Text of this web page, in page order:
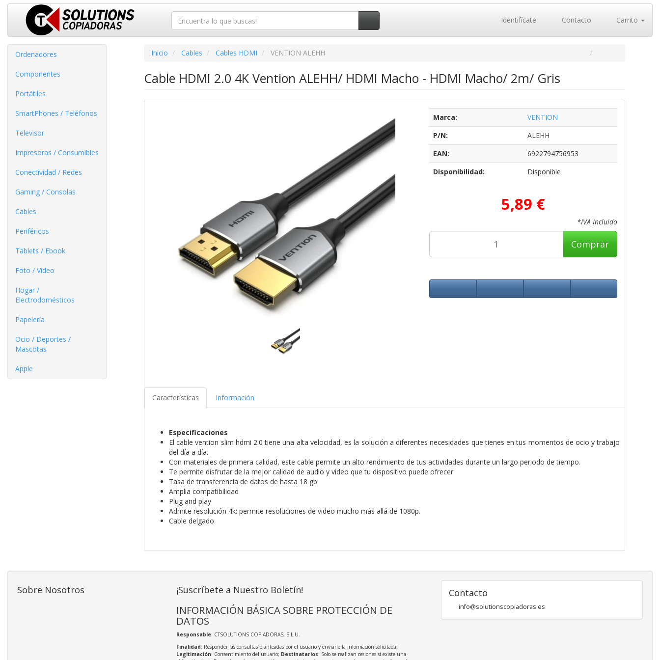
Identifícate Contacto Carrito
Ordenadores
Componentes
Portátiles
SmartPhones / Teléfonos
Televisor
Impresoras / Consumibles
Conectividad / Redes
Gaming / Consolas
Cables
Periféricos
Tablets / Ebook
Foto / Video
Hogar /
Electrodomésticos
Papelería
Ocio / Deportes /
Mascotas
Apple
Inicio Cables Cables HDMI VENTION ALEHH
Cable HDMI 2.0 4K Vention ALEHH/ HDMI Macho - HDMI Macho/ 2m/ Gris
Marca:
VENTION
P/N:
ALEHH
EAN:
6922794756953
Disponibilidad:
Disponible
5,89 €
*IVA Incluido
Comprar
Características Información
Especificaciones
El cable vention slim hdmi 2.0 tiene una alta velocidad, es la solución a diferentes necesidades que tienes en tus momentos de ocio y trabajo
del día a día.
Con materiales de primera calidad, este cable permite un alto rendimiento de tus actividades durante un largo periodo de tiempo.
Te permite disfrutar de la mejor calidad de audio y video que tu dispositivo puede ofrecer
Tasa de transferencia de datos de hasta 18 gb
Amplia compatibilidad
Plug and play
Admite resolución 4k: permite resoluciones de video mucho más allá de 1080p.
Cable delgado
Sobre Nosotros ¡Suscríbete a Nuestro Boletín!
INFORMACIÓN BÁSICA SOBRE PROTECCIÓN DE
DATOS
Responsable: CTSOLUTIONS COPIADORAS, S.L.U.
Finalidad: Responder las consultas planteadas por el usuario y enviarle la información solicitada;
Legitimación: Consentimiento del usuario; Destinatarios: Solo se realizan cesiones si existe una
Contacto
info@solutionscopiadoras.es